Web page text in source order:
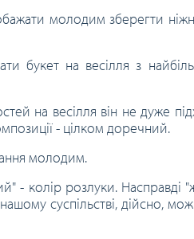
молодим зберегти
букет на весілля з
на весілля він не дуже
- цілком доречний.
молодим.
- колір розлуки. Насправді
суспільстві, дійсно,